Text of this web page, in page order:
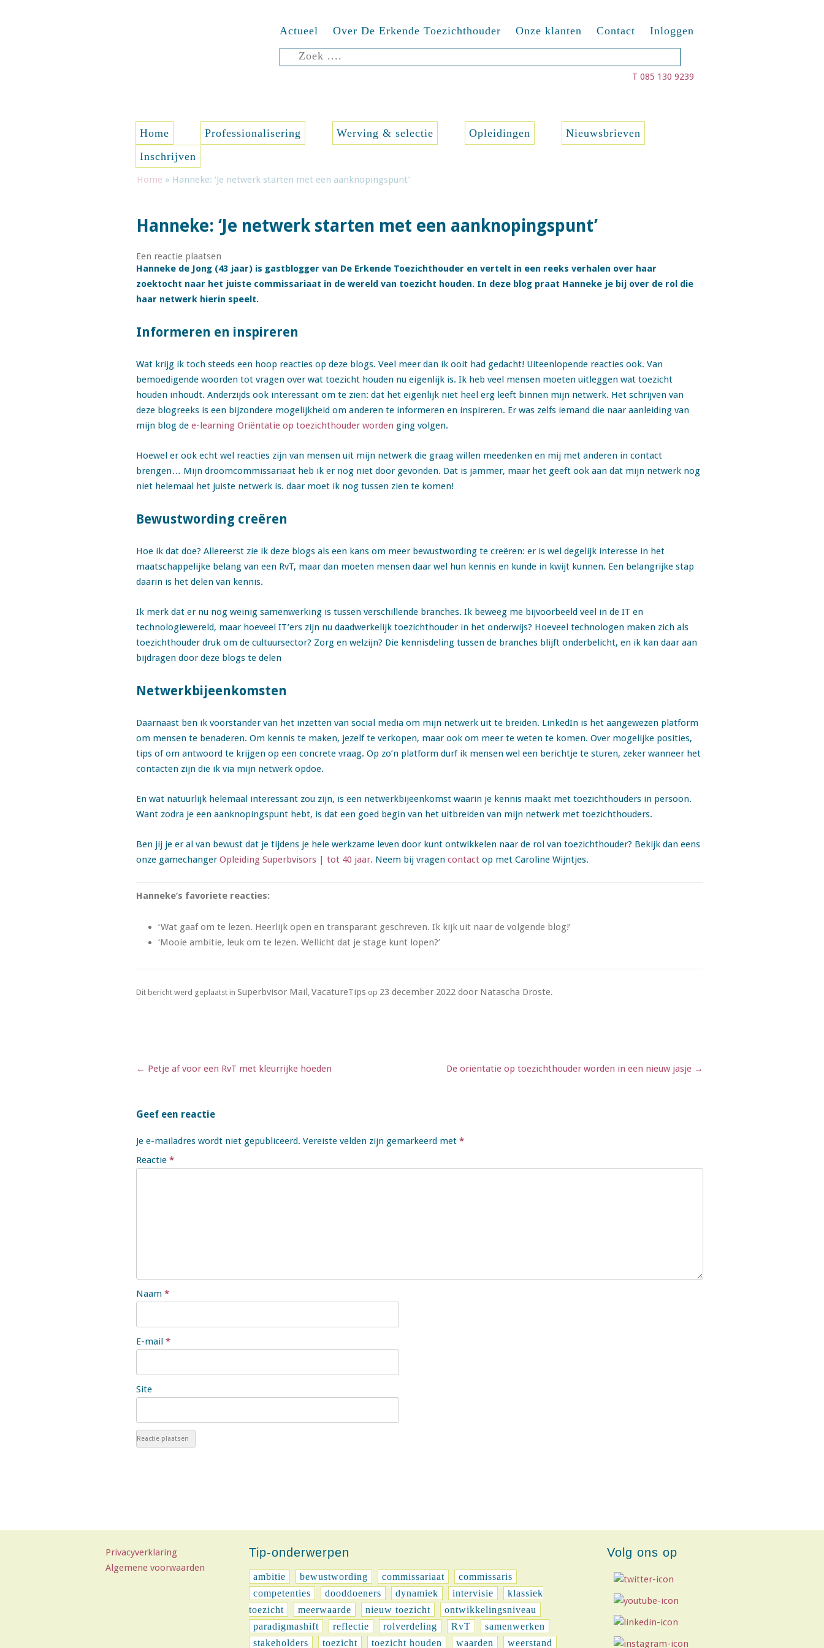
Actueel Over De Erkende Toezichthouder Onze klanten Contact Inloggen
Zoeken
naar:
T 085 130 9239
Home Professionalisering Werving & selectie Opleidingen
Nieuwsbrieven
Inschrijven
Home » Hanneke: ‘Je netwerk starten met een aanknopingspunt’
Hanneke: ‘Je netwerk starten met een aanknopingspunt’
Een reactie plaatsen
Hanneke de Jong (43 jaar) is gastblogger van De Erkende Toezichthouder en vertelt in een reeks verhalen over haar
zoektocht naar het juiste commissariaat in de wereld van toezicht houden. In deze blog praat Hanneke je bij over de rol die
haar netwerk hierin speelt.
Informeren en inspireren
Wat krijg ik toch steeds een hoop reacties op deze blogs. Veel meer dan ik ooit had gedacht! Uiteenlopende reacties ook. Van
bemoedigende woorden tot vragen over wat toezicht houden nu eigenlijk is. Ik heb veel mensen moeten uitleggen wat toezicht
houden inhoudt. Anderzijds ook interessant om te zien: dat het eigenlijk niet heel erg leeft binnen mijn netwerk. Het schrijven van
deze blogreeks is een bijzondere mogelijkheid om anderen te informeren en inspireren. Er was zelfs iemand die naar aanleiding van
mijn blog de e-learning Oriëntatie op toezichthouder worden ging volgen.
Hoewel er ook echt wel reacties zijn van mensen uit mijn netwerk die graag willen meedenken en mij met anderen in contact
brengen… Mijn droomcommissariaat heb ik er nog niet door gevonden. Dat is jammer, maar het geeft ook aan dat mijn netwerk nog
niet helemaal het juiste netwerk is. daar moet ik nog tussen zien te komen!
Bewustwording creëren
Hoe ik dat doe? Allereerst zie ik deze blogs als een kans om meer bewustwording te creëren: er is wel degelijk interesse in het
maatschappelijke belang van een RvT, maar dan moeten mensen daar wel hun kennis en kunde in kwijt kunnen. Een belangrijke stap
daarin is het delen van kennis.
Ik merk dat er nu nog weinig samenwerking is tussen verschillende branches. Ik beweeg me bijvoorbeeld veel in de IT en
technologiewereld, maar hoeveel IT’ers zijn nu daadwerkelijk toezichthouder in het onderwijs? Hoeveel technologen maken zich als
toezichthouder druk om de cultuursector? Zorg en welzijn? Die kennisdeling tussen de branches blijft onderbelicht, en ik kan daar aan
bijdragen door deze blogs te delen
Netwerkbijeenkomsten
Daarnaast ben ik voorstander van het inzetten van social media om mijn netwerk uit te breiden. LinkedIn is het aangewezen platform
om mensen te benaderen. Om kennis te maken, jezelf te verkopen, maar ook om meer te weten te komen. Over mogelijke posities,
tips of om antwoord te krijgen op een concrete vraag. Op zo’n platform durf ik mensen wel een berichtje te sturen, zeker wanneer het
contacten zijn die ik via mijn netwerk opdoe.
En wat natuurlijk helemaal interessant zou zijn, is een netwerkbijeenkomst waarin je kennis maakt met toezichthouders in persoon.
Want zodra je een aanknopingspunt hebt, is dat een goed begin van het uitbreiden van mijn netwerk met toezichthouders.
Ben jij je er al van bewust dat je tijdens je hele werkzame leven door kunt ontwikkelen naar de rol van toezichthouder? Bekijk dan eens
onze gamechangerOpleiding Superbvisors | tot 40 jaar. Neem bij vragen contact op met Caroline Wijntjes.
Hanneke’s favoriete reacties:
‘Wat gaaf om te lezen. Heerlijk open en transparant geschreven. Ik kijk uit naar de volgende blog!’
‘Mooie ambitie, leuk om te lezen. Wellicht dat je stage kunt lopen?’
Dit bericht werd geplaatst in Superbvisor Mail, VacatureTips op 23 december 2022 door Natascha Droste.
Berichtnavigatie
← Petje af voor een RvT met kleurrijke hoeden De oriëntatie op toezichthouder worden in een nieuw jasje →
Geef een reactie
Je e-mailadres wordt niet gepubliceerd. Vereiste velden zijn gemarkeerd met *
Reactie *
Naam *
E-mail *
Site
Privacyverklaring
Algemene voorwaarden
Tip-onderwerpen
ambitie bewustwording commissariaat
commissaris
competenties
dooddoeners dynamiek intervisie
klassiek
toezicht
meerwaarde nieuw toezicht
ontwikkelingsniveau
paradigmashift
reflectie rolverdeling RvT
samenwerken
stakeholders
toezicht toezicht houden waarden weerstand
Volg ons op